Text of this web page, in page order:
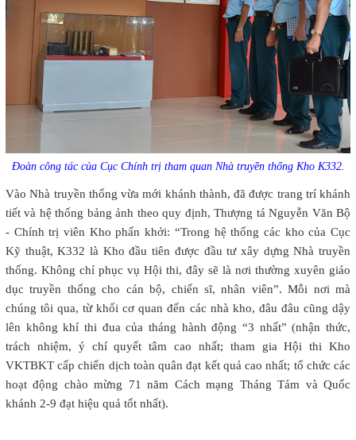
Đoàn công tác của Cục Chính trị tham quan Nhà truyền thống Kho K332.
Vào Nhà truyền thống vừa mới khánh thành, đã được trang trí khánh
tiết và hệ thống bảng ảnh theo quy định, Thượng tá Nguyễn Văn Bộ
- Chính trị viên Kho phấn khởi: “Trong hệ thống các kho của Cục
Kỹ thuật, K332 là Kho đầu tiên được đầu tư xây dựng Nhà truyền
thống. Không chỉ phục vụ Hội thi, đây sẽ là nơi thường xuyên giáo
dục truyền thống cho cán bộ, chiến sĩ, nhân viên”. Mỗi nơi mà
chúng tôi qua, từ khối cơ quan đến các nhà kho, đâu đâu cũng dậy
lên không khí thi đua của tháng hành động “3 nhất” (nhận thức,
trách nhiệm, ý chí quyết tâm cao nhất; tham gia Hội thi Kho
VKTBKT cấp chiến dịch toàn quân đạt kết quả cao nhất; tổ chức các
hoạt động chào mừng 71 năm Cách mạng Tháng Tám và Quốc
khánh 2-9 đạt hiệu quả tốt nhất).